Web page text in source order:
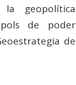
geopolítica
de poder
de